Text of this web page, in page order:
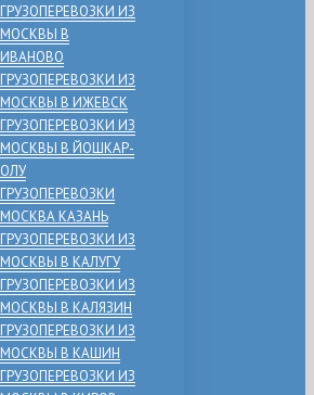
ГРУЗОПЕРЕВОЗКИ ИЗ
МОСКВЫ В
ИВАНОВО
ГРУЗОПЕРЕВОЗКИ ИЗ
МОСКВЫ В ИЖЕВСК
ГРУЗОПЕРЕВОЗКИ ИЗ
МОСКВЫ В ЙОШКАР-
ОЛУ
ГРУЗОПЕРЕВОЗКИ
МОСКВА КАЗАНЬ
ГРУЗОПЕРЕВОЗКИ ИЗ
МОСКВЫ В КАЛУГУ
ГРУЗОПЕРЕВОЗКИ ИЗ
МОСКВЫ В КАЛЯЗИН
ГРУЗОПЕРЕВОЗКИ ИЗ
МОСКВЫ В КАШИН
ГРУЗОПЕРЕВОЗКИ ИЗ